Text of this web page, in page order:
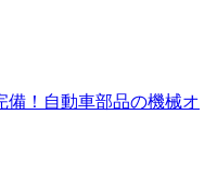
備！自動車部品の機械オ